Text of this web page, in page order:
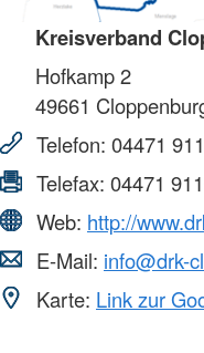
Kreisverband
Hofkamp 2
49661
Telefon: 04471
Telefax: 04471
Web: http://
E-Mail: info@drk-
Karte: Link zur